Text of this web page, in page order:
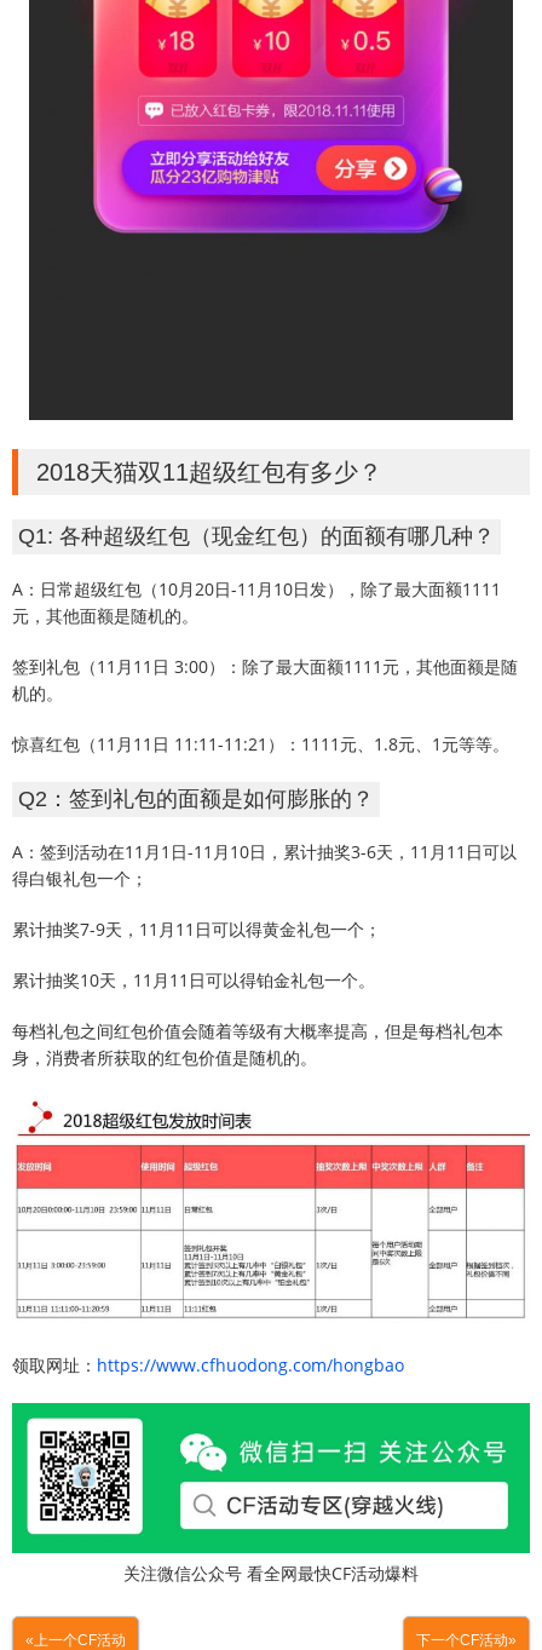
2018天猫双11超级红包有多少？
Q1: 各种超级红包（现金红包）的面额有哪几种？
A：日常超级红包（10月20日-11月10日发），除了最大面额1111
元，其他面额是随机的。
签到礼包（11月11日 3:00）：除了最大面额1111元，其他面额是随
机的。
惊喜红包（11月11日 11:11-11:21）：1111元、1.8元、1元等等。
Q2：签到礼包的面额是如何膨胀的？
A：签到活动在11月1日-11月10日，累计抽奖3-6天，11月11日可以
得白银礼包一个；
累计抽奖7-9天，11月11日可以得黄金礼包一个；
累计抽奖10天，11月11日可以得铂金礼包一个。
每档礼包之间红包价值会随着等级有大概率提高，但是每档礼包本
身，消费者所获取的红包价值是随机的。
领取网址： https://www.cfhuodong.com/hongbao
关注微信公众号 看全网最快CF活动爆料
«上一个CF活动 下一个CF活动»